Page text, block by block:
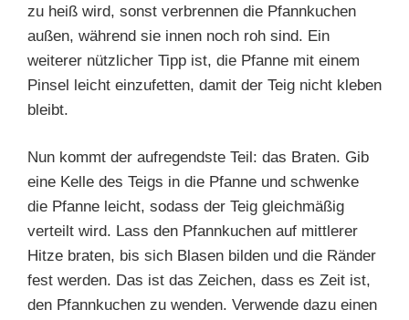
zu heiß wird, sonst verbrennen die Pfannkuchen
außen, während sie innen noch roh sind. Ein
weiterer nützlicher Tipp ist, die Pfanne mit einem
Pinsel leicht einzufetten, damit der Teig nicht kleben
bleibt.
Nun kommt der aufregendste Teil: das Braten. Gib
eine Kelle des Teigs in die Pfanne und schwenke
die Pfanne leicht, sodass der Teig gleichmäßig
verteilt wird. Lass den Pfannkuchen auf mittlerer
Hitze braten, bis sich Blasen bilden und die Ränder
fest werden. Das ist das Zeichen, dass es Zeit ist,
den Pfannkuchen zu wenden. Verwende dazu einen